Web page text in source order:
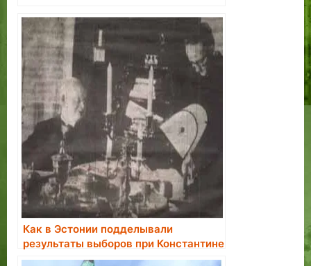
Как в Эстонии подделывали
результаты выборов при Константине
Пятсе.